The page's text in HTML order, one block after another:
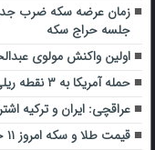
زمان عرضه سکه ضرب
جلسه حراج سکه
اولین واکنش مولوی
حمله آمریکا به ۳ نقطه ریلی محور بندرعباس| راه آهن اطلاعیه داد
عراقچی: ایران و ترکیه
قیمت طلا و سکه امروز ۱۱ خرداد اعلام شد + جدول